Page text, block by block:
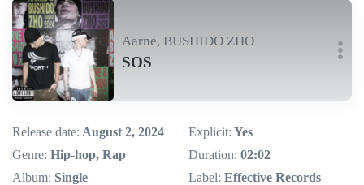
Aarne, BUSHIDO ZHO
SOS
Release date: August 2, 2024
Genre: Hip-hop, Rap
Album: Single
Explicit: Yes
Duration: 02:02
Label: Effective Records